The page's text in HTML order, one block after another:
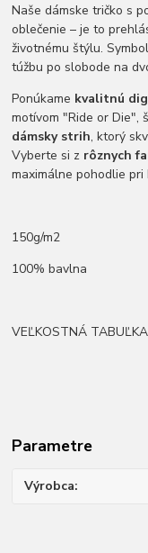
Naše dámske tričko s
oblečenie – je to
životnému štýlu.
túžbu po slobode na
Ponúkame kvalitnú
motívom "Ride or Die",
dámsky strih, ktorý
Vyberte si z rôznych
maximálne pohodlie pri
150g/m2
100% bavlna
VEĽKOSTNÁ
Parametre
Výrobca